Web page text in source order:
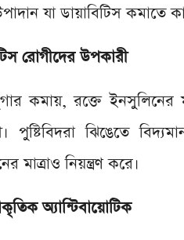
যা ডায়াবিটিস কমাতে
রোগীদের উপকারী
কমায়, রক্তে ইনসুলিনের
পুষ্টিবিদরা ঝিঙেতে
মাত্রাও নিয়ন্ত্রণ করে।
অ্যান্টিবায়োটিক